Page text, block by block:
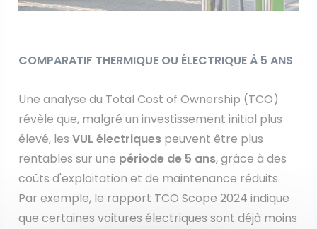
COMPARATIF THERMIQUE OU ÉLECTRIQUE À 5 ANS
Une analyse du Total Cost of Ownership (TCO)
révèle que, malgré un investissement initial plus
élevé, les VUL électriques peuvent être plus
rentables sur une période de 5 ans, grâce à des
coûts d'exploitation et de maintenance réduits.
Par exemple, le rapport TCO Scope 2024 indique
que certaines voitures électriques sont déjà moins